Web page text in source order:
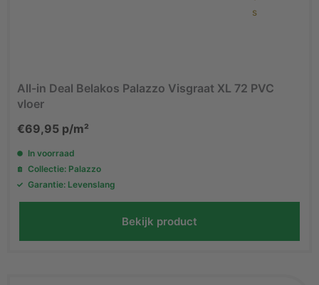
All-in Deal Belakos Palazzo Visgraat XL 72 PVC
vloer
€69,95 p/m²
In voorraad
Collectie: Palazzo
Garantie: Levenslang
Bekijk product